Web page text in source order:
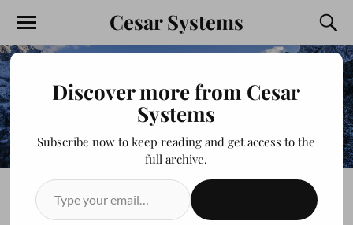
Cesar Systems
AMANECER EN LA
Discover more from Cesar
Systems
Subscribe now to keep reading and get access to the
full archive.